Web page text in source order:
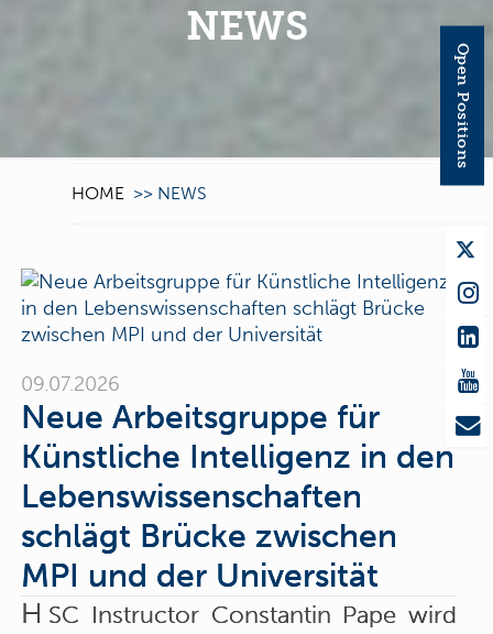
NEWS
HOME >> NEWS
09.07.2026
Neue Arbeitsgruppe für
Künstliche Intelligenz in den
Lebenswissenschaften
schlägt Brücke zwischen
MPI und der Universität
H SC Instructor Constantin Pape wird
Open Positions